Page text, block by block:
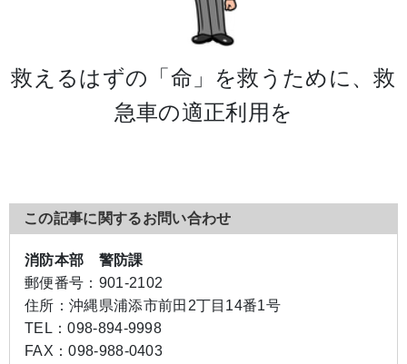
救えるはずの「命」を救うために、救
急車の適正利用を
この記事に関するお問い合わせ
消防本部 警防課
郵便番号： 901-2102
住所： 沖縄県浦添市前田2丁目14番1号
TEL：098-894-9998
FAX：098-988-0403